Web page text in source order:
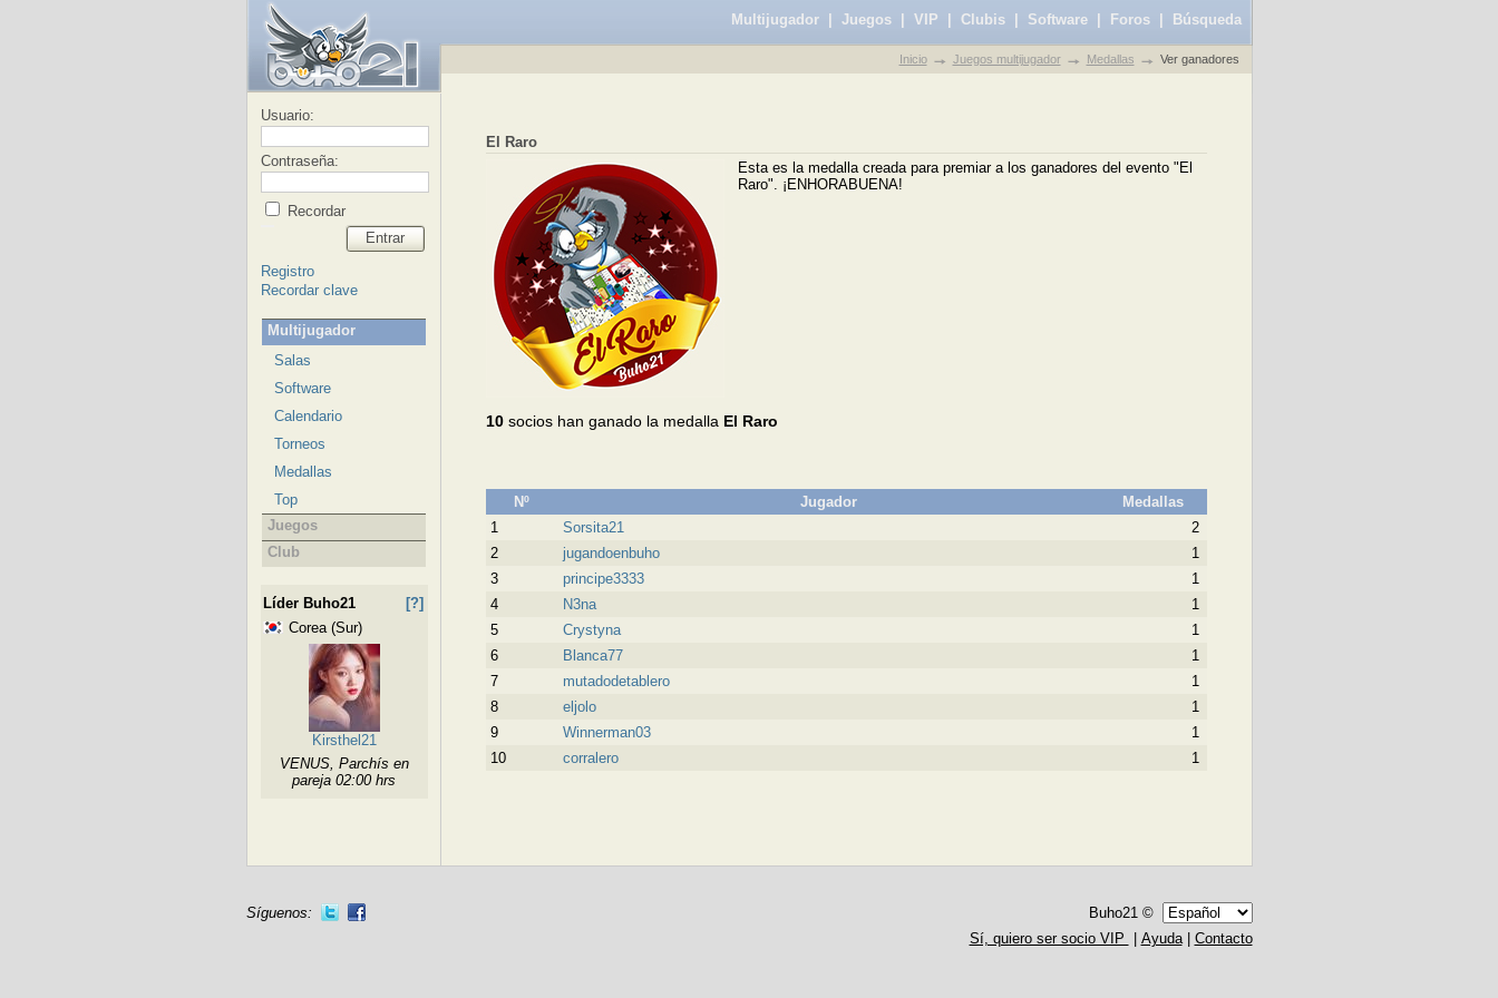
Multijugador| Juegos| VIP Clubis| Software| Foros| Búsqueda
Inicio Juegos multijugador Medallas Ver ganadores
Usuario:
Contraseña:
Recordar
Entrar
Registro
Recordar clave
Multijugador
Salas
Software
Calendario
Torneos
Medallas
Top
Juegos
Club
Líder Buho21
[?]
Corea (Sur)
Kirsthel21
VENUS, Parchís en
pareja 02:00 hrs
El Raro
Esta es la medalla creada para premiar a los ganadores del evento "El
Raro". ¡ENHORABUENA!
10socios han ganado la medalla El Raro
Nº Jugador
Medallas
1
Sorsita21
2
2
jugandoenbuho
1
3
principe3333
1
4
N3na
1
5
Crystyna
1
6
Blanca77
1
7
mutadodetablero
1
8
eljolo
1
9
Winnerman03
1
10
corralero 1
Síguenos:
Buho21 ©
Sí, quiero ser socio VIP
Ayuda| Contacto